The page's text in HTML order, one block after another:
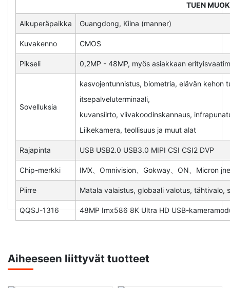
TUEN
Alkuperäpaikka Guangdong, Kiina (manner)
Kuvakenno CMOS
Pikseli 0,2MP - 48MP, myös asiakkaan
Sovelluksia
kasvojentunnistus, biometria, elävän kehon
itsepalveluterminaali,
kuvansiirto, viivakoodinskannaus,
Liikekamera, teollisuus ja muut alat
Rajapinta USB USB2.0 USB3.0 MIPI CSI CSI2 DVP
Chip-merkki IMX、Omnivision、Gokway、ON、Micron
Piirre Matala valaistus, globaali valotus,
QQSJ-1316 48MP Imx586 8K Ultra HD USB-
Aiheeseen liittyvät tuotteet